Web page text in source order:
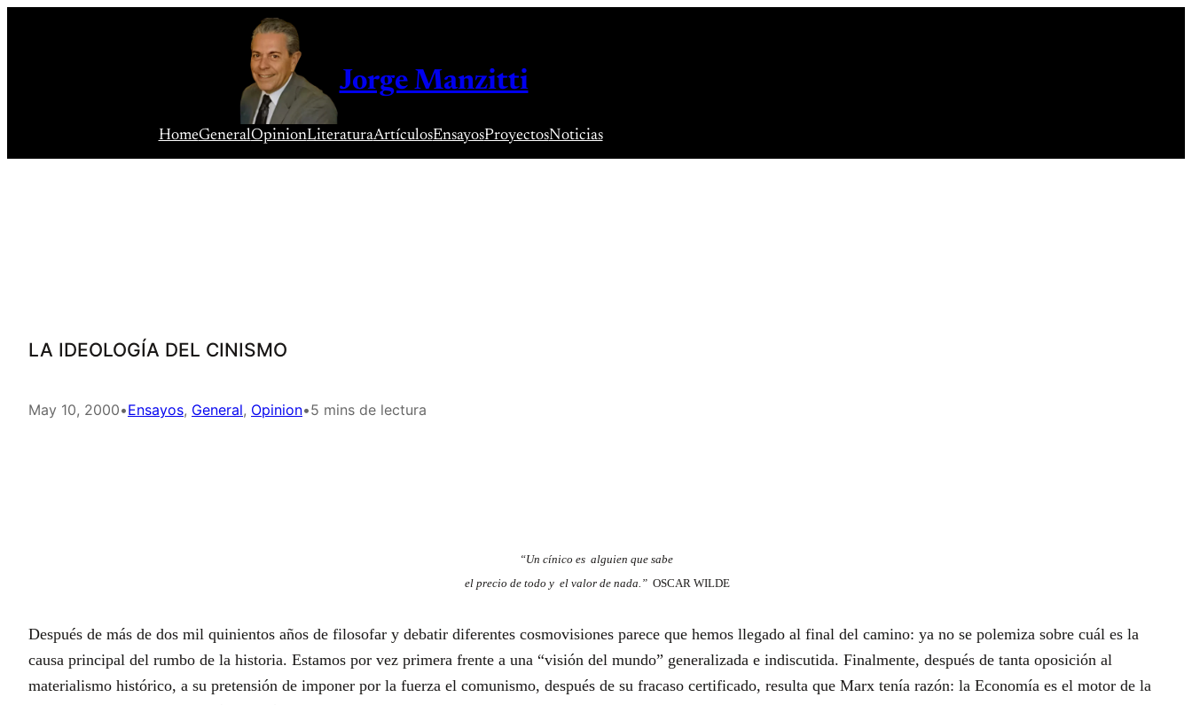
Jorge Manzitti
HomeGeneralOpinionLiteraturaArtículosEnsayosProyectosNoticias
LA IDEOLOGÍA DEL CINISMO
May 10, 2000•Ensayos, General, Opinion•5 mins de lectura
“Un cínico es alguien que sabe
el precio de todo y el valor de nada.” OSCAR WILDE
Después de más de dos mil quinientos años de filosofar y debatir diferentes cosmovisiones parece que hemos llegado al final del camino: ya no se polemiza sobre cuál es la
causa principal del rumbo de la historia. Estamos por vez primera frente a una “visión del mundo” generalizada e indiscutida. Finalmente, después de tanta oposición al
materialismo histórico, a su pretensión de imponer por la fuerza el comunismo, después de su fracaso certificado, resulta que Marx tenía razón: la Economía es el motor de la